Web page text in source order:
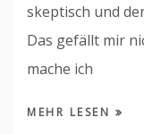
skeptisch und
Das gefällt mir
mache ich
MEHR LESEN